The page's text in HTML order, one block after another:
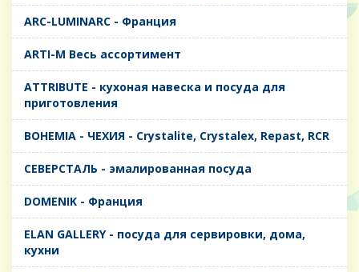
ARC-LUMINARC - Франция
ARTI-M Весь ассортимент
ATTRIBUTE - кухоная навеска и посуда для
приготовления
BOHEMIA - ЧЕХИЯ - Crystalite, Crystalex, Repast, RCR
CЕВЕРСТАЛЬ - эмалированная посуда
DOMENIK - Франция
ELAN GALLERY - посуда для сервировки, дома,
кухни